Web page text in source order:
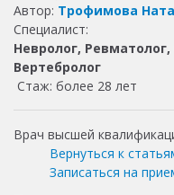
Автор: Трофимова
Специалист:
Невролог,
Вертебролог
Стаж: более 28 лет
Врач высшей
Вернуться к
Записаться на